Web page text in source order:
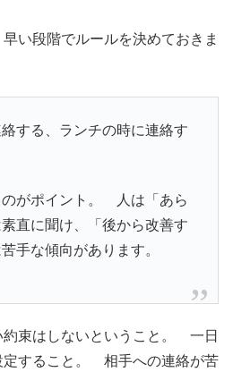
い段階でルールを決めておきま
絡する、ランチの時に連絡す
がポイント。 人は「あら
直に聞け、「後から改善す
手な傾向があります。
約束はしないということ。 一日
定すること。 相手への連絡が苦